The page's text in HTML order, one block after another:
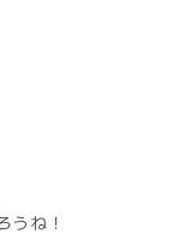
うね！